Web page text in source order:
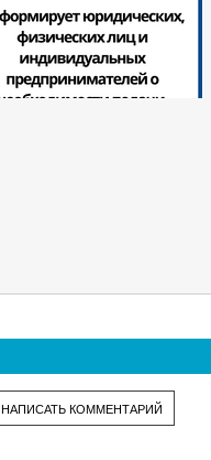
НАПИСАТЬ КОММЕНТАРИЙ